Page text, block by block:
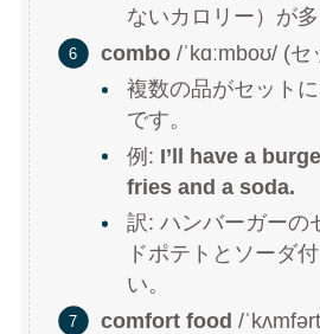
ないカロリー）が多
combo /ˈkɑːmboʊ/ (
複数の品がセット
です。
例: I’ll have a
fries and a soda.
訳: ハンバーガーの
ドポテトとソーダ
い。
comfort food /